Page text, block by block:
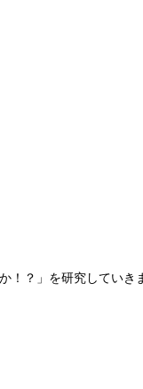
！？」を研究していき